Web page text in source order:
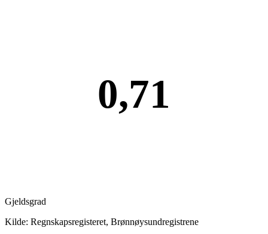
0,71
Gjeldsgrad
Kilde: Regnskapsregisteret, Brønnøysundregistrene